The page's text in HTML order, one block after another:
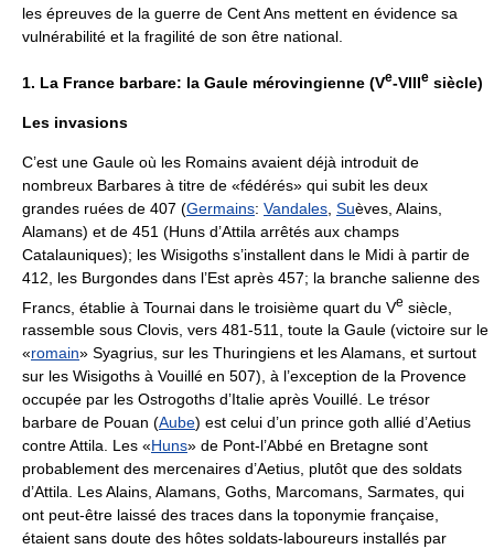
les épreuves de la guerre de Cent Ans mettent en évidence sa
vulnérabilité et la fragilité de son être national.
1. La France barbare: la Gaule mérovingienne (Ve-VIIIe siècle)
Les invasions
C’est une Gaule où les Romains avaient déjà introduit de
nombreux Barbares à titre de «fédérés» qui subit les deux
grandes ruées de 407 (Germains: Vandales Suèves, Alains,
Alamans) et de 451 (Huns d’Attila arrêtés aux champs
Catalauniques); les Wisigoths s’installent dans le Midi à partir de
412, les Burgondes dans l’Est après 457; la branche salienne des
Francs, établie à Tournai dans le troisième quart du Ve siècle,
rassemble sous Clovis, vers 481-511, toute la Gaule (victoire sur le
«romain» Syagrius, sur les Thuringiens et les Alamans, et surtout
sur les Wisigoths à Vouillé en 507), à l’exception de la Provence
occupée par les Ostrogoths d’Italie après Vouillé. Le trésor
barbare de Pouan (Aube) est celui d’un prince goth allié d’Aetius
contre Attila. Les «Huns» de Pont-l’Abbé en Bretagne sont
probablement des mercenaires d’Aetius, plutôt que des soldats
d’Attila. Les Alains, Alamans, Goths, Marcomans, Sarmates, qui
ont peut-être laissé des traces dans la toponymie française,
étaient sans doute des hôtes soldats-laboureurs installés par